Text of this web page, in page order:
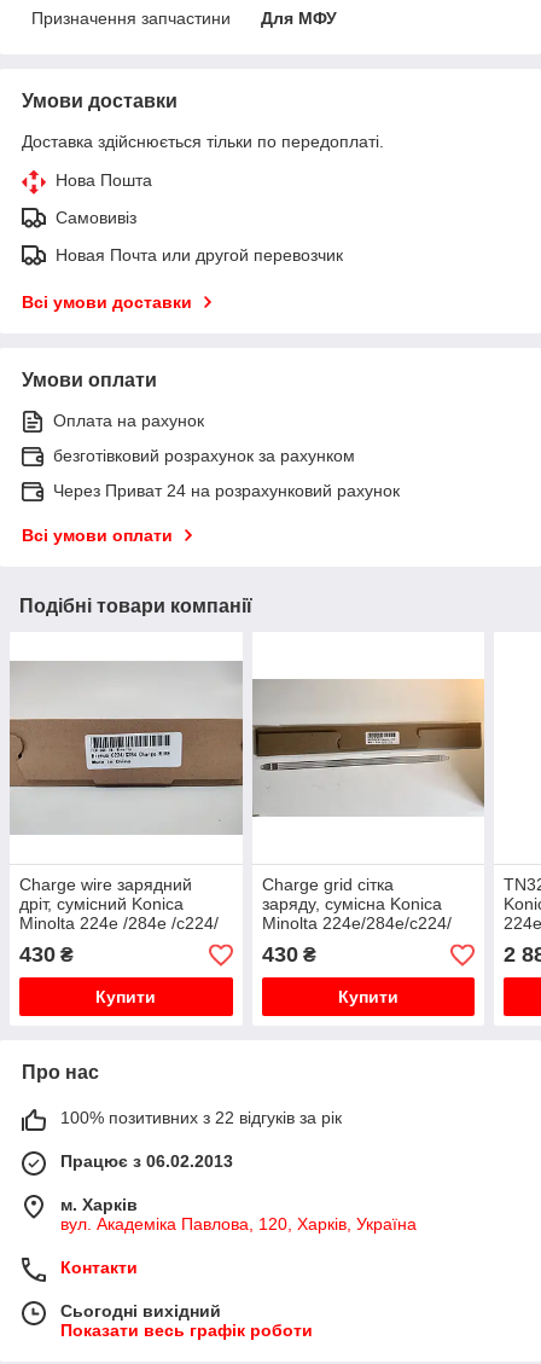
Призначення запчастини
Для МФУ
Умови доставки
Доставка здійснюється тільки по передоплаті.
Нова Пошта
Самовивіз
Новая Почта или другой перевозчик
Всі умови доставки
Умови оплати
Оплата на рахунок
безготівковий розрахунок за рахунком
Через Приват 24 на розрахунковий рахунок
Всі умови оплати
Подібні товари компанії
Charge wire зарядний
дріт, сумісний Konica
Minolta 224e /284e /с224/
с221/с284, PCR228
430 ₴
Купити
Charge grid сітка
заряду, сумісна Konica
Minolta 224e/284e/с224/
с221/с284, PCR224
430₴
Купити
tn-
2
Про нас
100% позитивних з 22 відгуків за рік
Працює з 06.02.2013
м. Харків
вул. Академіка Павлова, 120, Харків, Україна
Контакти
Сьогодні вихідний
Показати весь графік роботи